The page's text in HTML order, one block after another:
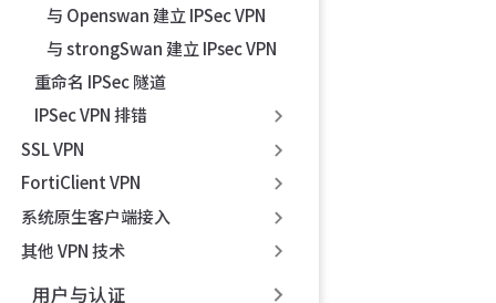
与 Openswan 建立 IPSec VPN
与 strongSwan 建立 IPsec VPN
重命名 IPSec 隧道
IPSec VPN 排错
SSL VPN
FortiClient VPN
系统原生客户端接入
其他 VPN 技术
用户与认证